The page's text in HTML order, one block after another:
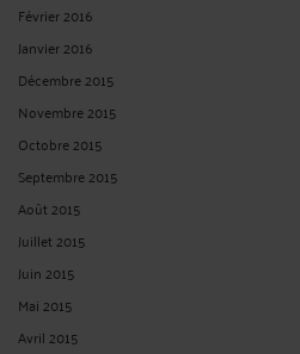
Février 2016
Janvier 2016
Décembre 2015
Novembre 2015
Octobre 2015
Septembre 2015
Août 2015
Juillet 2015
Juin 2015
Mai 2015
Avril 2015